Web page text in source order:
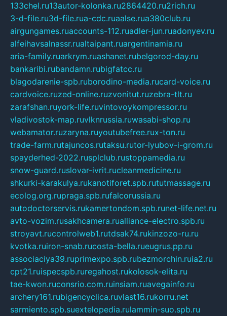
133chel.ru13autor-kolonka.ru2864420.ru2rich.ru
3-d-file.ru3d-file.rua-cdc.ruaalse.rua380club.ru
airgungames.ruaccounts-112.ruadler-jun.ruadonyev.ru
alfeihavsalnassr.rualtaipant.ruargentinamia.ru
aria-family.ruarkrym.ruashanet.rubelgorod-day.ru
bankaribi.rubandamn.rubigfatcc.ru
blagodarenie-spb.ruborodino-media.rucard-voice.ru
cardvoice.ruzed-online.ruzvonitut.ruzebra-tlt.ru
zarafshan.ruyork-life.ruvintovoykompressor.ru
vladivostok-map.ruvlknrussia.ruwasabi-shop.ru
webamator.ruzaryna.ruyoutubefree.rux-ton.ru
trade-farm.rutajuncos.rutaksu.rutor-lyubov-i-grom.ru
spayderhed-2022.rusplclub.rustoppamedia.ru
snow-guard.ruslovar-ivrit.rucleanmedicine.ru
shkurki-karakulya.rukanotiforet.spb.rututmassage.ru
ecolog.org.rupraga.spb.rufalcorussia.ru
autodoctorservis.rukamertondom.spb.runet-life.net.ru
avto-vozim.rusakhcamera.rualliance-electro.spb.ru
stroyavt.rucontrolweb1.rutdsak74.rukinzozo-ru.ru
kvotka.ruiron-snab.rucosta-bella.rueugrus.pp.ru
associaciya39.ruprimexpo.spb.rubezmorchin.ruia2.ru
cpt21.ruispecspb.ruregahost.rukolosok-elita.ru
tae-kwon.ruconsrio.com.ruinsiam.ruavegainfo.ru
archery161.rubigencyclica.ruvlast16.rukorru.net
sarmiento.spb.suextelopedia.rulammin-suo.spb.ru